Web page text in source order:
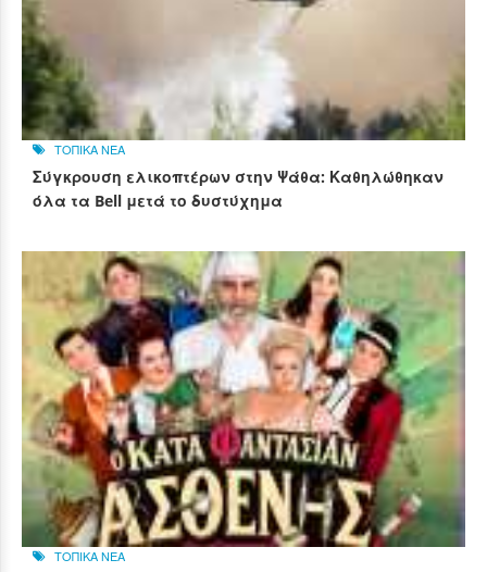
ΤΟΠΙΚΑ ΝΕΑ
Σύγκρουση ελικοπτέρων στην Ψάθα: Καθηλώθηκαν
όλα τα Bell μετά το δυστύχημα
ΤΟΠΙΚΑ ΝΕΑ